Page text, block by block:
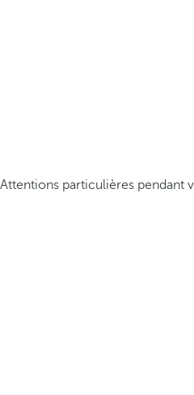
Attentions particulières pendant